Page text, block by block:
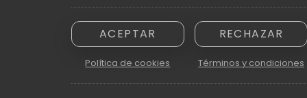
ACEPTAR RECHAZAR
Política de cookies Términos y condiciones